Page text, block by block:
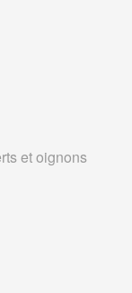
et oignons